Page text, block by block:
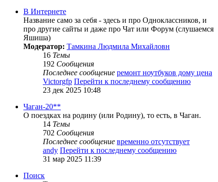
В Интернете
Название само за себя - здесь и про Одноклассников, и
про другие сайты и даже про Чат или Форум (слушаемся
Яшиша)
Модератор: Тамкина Людмила Михайловн
16 Темы
192 Сообщения
Последнее сообщение ремонт ноутбуков дому цена
Victorgfp Перейти к последнему сообщению
23 дек 2025 10:48
Чаган-20**
О поездках на родину (или Родину), то есть, в Чаган.
14 Темы
702 Сообщения
Последнее сообщение временно отсутствует
andy Перейти к последнему сообщению
31 мар 2025 11:39
Поиск